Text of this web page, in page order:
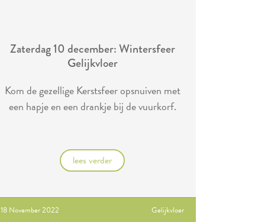
Zaterdag 10 december: Wintersfeer
Gelijkvloer
Kom de gezellige Kerstsfeer opsnuiven met
een hapje en een drankje bij de vuurkorf.
lees verder
18 November 2022 Gelijkvloer